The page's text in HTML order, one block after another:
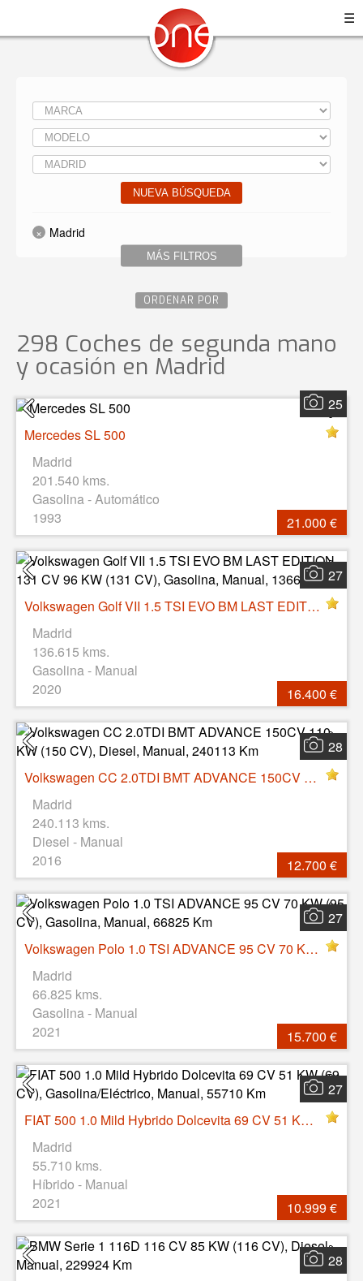
☰
NUEVA BÚSQUEDA
MÁS FILTROS
Madrid
ORDENAR POR
298 Coches de segunda mano
y ocasión en Madrid
25
Mercedes SL 500
Madrid
201.540 kms.
Gasolina - Automático
1993
21.000 €
27
Volkswagen Golf VII 1.5 TSI EVO BM LAST EDITION 131 CV 96 KW (131 CV), Gasolina, Manual, 136615 Km
Madrid
136.615 kms.
Gasolina - Manual
2020
16.400 €
28
Volkswagen CC 2.0TDI BMT ADVANCE 150CV 110 KW (150 CV), Diesel, Manual, 240113 Km
Madrid
240.113 kms.
Diesel - Manual
2016
12.700 €
27
Volkswagen Polo 1.0 TSI ADVANCE 95 CV 70 KW (95 CV), Gasolina, Manual, 66825 Km
Madrid
66.825 kms.
Gasolina - Manual
2021
15.700 €
27
FIAT 500 1.0 Mild Hybrido Dolcevita 69 CV 51 KW (69 CV), Gasolina/Eléctrico, Manual, 55710 Km
Madrid
55.710 kms.
Híbrido - Manual
2021
10.999 €
28